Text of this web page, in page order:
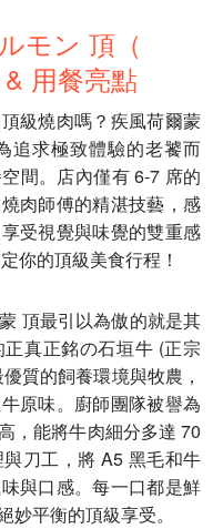
モン 頂（
用餐亮點
級燒肉嗎？疾風荷爾蒙
追求極致體驗的老饕而
間。店內僅有 6-7 席的
肉師傅的精湛技藝，感
受視覺與味覺的雙重感
你的頂級美食行程！
頂最引以為傲的就是其
真正銘の石垣牛 (正宗
質的飼養環境與牧農，
原味。廚師團隊被譽為
，能將牛肉細分多達 70
刀工，將 A5 黑毛和牛
與口感。每一口都是鮮
平衡的頂級享受。